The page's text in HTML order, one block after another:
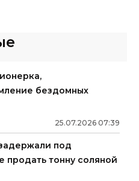
бездомных
25.07.2026 07:39
под
продать тонну соляной